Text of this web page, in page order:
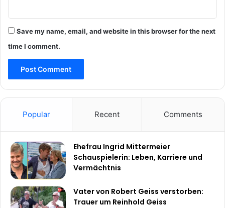
Save my name, email, and website in this browser for the next
time I comment.
Popular Recent Comments
Ehefrau Ingrid Mittermeier
Schauspielerin: Leben, Karriere und
Vermächtnis
Vater von Robert Geiss verstorben:
Trauer um Reinhold Geiss